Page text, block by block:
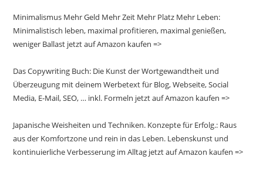
Minimalismus Mehr Geld Mehr Zeit Mehr Platz Mehr Leben:
Minimalistisch leben, maximal profitieren, maximal genießen,
weniger Ballast jetzt auf Amazon kaufen =>
Das Copywriting Buch: Die Kunst der Wortgewandtheit und
Überzeugung mit deinem Werbetext für Blog, Webseite, Social
Media, E-Mail, SEO, … inkl. Formeln jetzt auf Amazon kaufen =>
Japanische Weisheiten und Techniken. Konzepte für Erfolg.: Raus
aus der Komfortzone und rein in das Leben. Lebenskunst und
kontinuierliche Verbesserung im Alltag jetzt auf Amazon kaufen =>